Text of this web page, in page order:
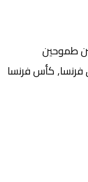
طموحين
كأس فرنسا